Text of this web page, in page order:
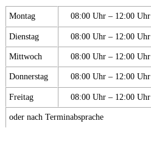
Montag 08:00 Uhr – 12:00 Uhr
Dienstag 08:00 Uhr – 12:00 Uhr
Mittwoch 08:00 Uhr – 12:00 Uhr
Donnerstag 08:00 Uhr – 12:00 Uhr
Freitag 08:00 Uhr – 12:00 Uhr
oder nach Terminabsprache